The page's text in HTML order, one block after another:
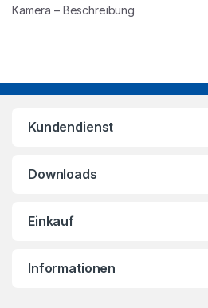
Kamera – Beschreibung
Kundendienst
Downloads
Einkauf
Informationen